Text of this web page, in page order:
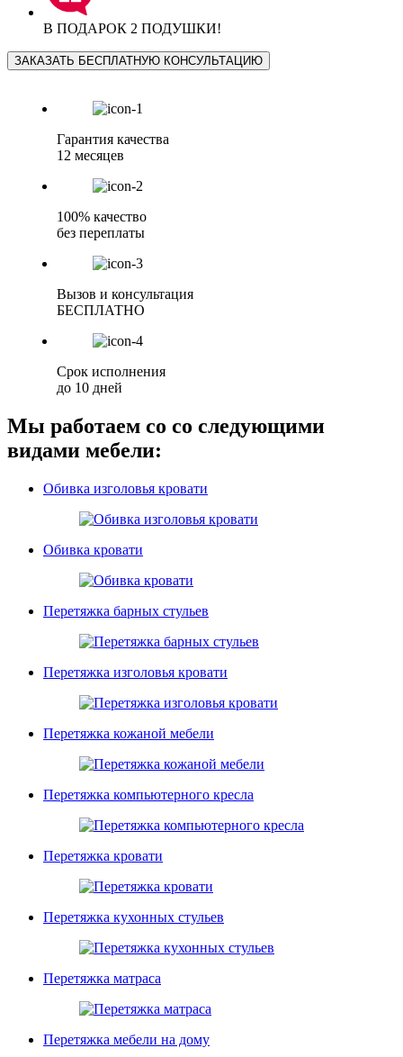
В ПОДАРОК 2 ПОДУШКИ!
ЗАКАЗАТЬ БЕСПЛАТНУЮ КОНСУЛЬТАЦИЮ
Гарантия качества
12 месяцев
100% качество
без переплаты
Вызов и консультация
БЕСПЛАТНО
Срок исполнения
до 10 дней
Мы работаем со со следующими
видами мебели:
Обивка изголовья кровати
Обивка кровати
Перетяжка барных стульев
Перетяжка изголовья кровати
Перетяжка кожаной мебели
Перетяжка компьютерного кресла
Перетяжка кровати
Перетяжка кухонных стульев
Перетяжка матраса
Перетяжка мебели на дому